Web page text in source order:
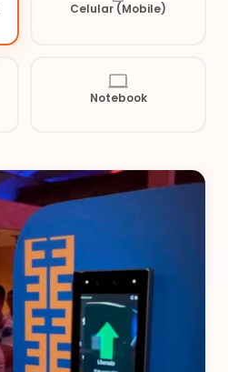
Celular (Mobile)
Notebook